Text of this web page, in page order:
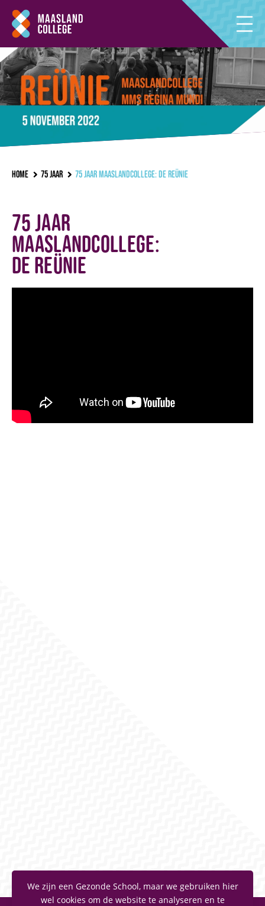
Home 75 jaar 75 jaar Maaslandcollege: De reünie
75 jaar
Maaslandcollege:
De reünie
We zijn een Gezonde School, maar we gebruiken hier
wel cookies om de website te analyseren en te